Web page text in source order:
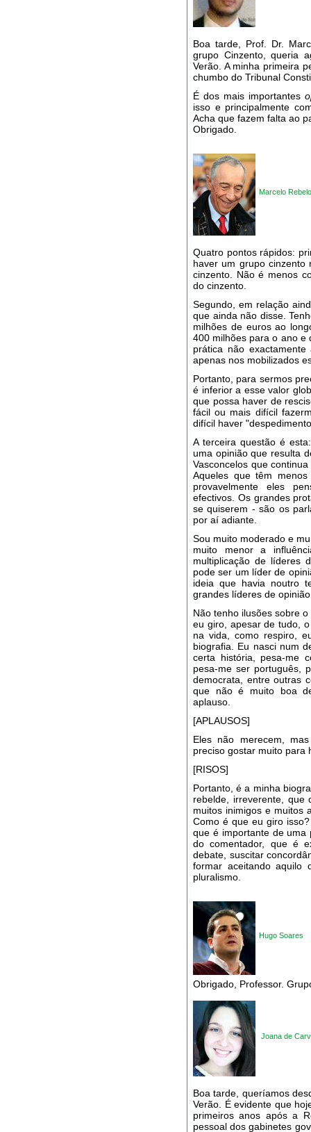
Boa tarde, Prof. Dr.
grupo Cinzento, queria
Verão. A minha primeira
chumbo do Tribunal
É dos mais importantes
isso e principalmente
Acha que fazem falta ao
Obrigado.
Marcelo
Quatro pontos rápidos:
haver um grupo
cinzento. Não é menos
do cinzento.
Segundo, em relação
que ainda não disse.
milhões de euros ao
400 milhões para o ano e
prática não
apenas nos mobilizados
Portanto, para sermos
é inferior a esse valor
que possa haver de
fácil ou mais difícil
difícil haver
A terceira questão é
uma opinião que resulta
Vasconcelos que
Aqueles que têm
provavelmente eles
efectivos. Os grandes
se quiserem - são os
por aí adiante.
Sou muito moderado e
muito menor a
multiplicação de líderes
pode ser um líder de
ideia que havia noutro
grandes líderes de
Não tenho ilusões sobre
eu giro, apesar de tudo,
na vida, como respiro,
biografia. Eu nasci num
certa história, pesa-me
pesa-me ser português,
democrata, entre outras
que não é muito boa
aplauso.
[APLAUSOS]
Eles não merecem,
preciso gostar muito para
[RISOS]
Portanto, é a minha
rebelde, irreverente,
muitos inimigos e muitos
Como é que eu giro
que é importante de uma
do comentador, que é
debate, suscitar
formar aceitando
pluralismo.
Hugo Soares
Obrigado, Professor.
Joana de
Boa tarde, queríamos
Verão. É evidente que
primeiros anos após a
pessoal dos gabinetes